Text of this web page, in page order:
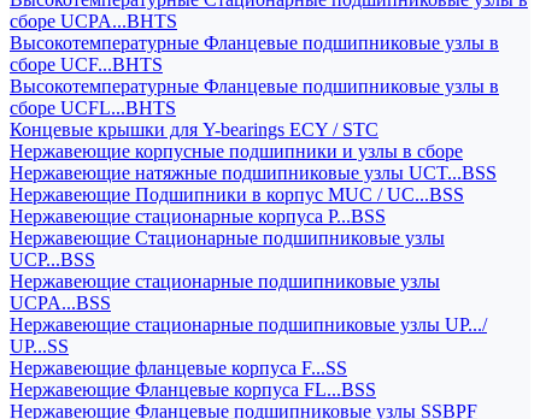
сборе UCPA...BHTS
Высокотемпературные Фланцевые подшипниковые узлы в
сборе UCF...BHTS
Высокотемпературные Фланцевые подшипниковые узлы в
сборе UCFL...BHTS
Концевые крышки для Y-bearings ECY / STC
Нержавеющие корпусные подшипники и узлы в сборе
Нержавеющие натяжные подшипниковые узлы UCT...BSS
Нержавеющие Подшипники в корпус MUC / UC...BSS
Нержавеющие стационарные корпуса P...BSS
Нержавеющие Стационарные подшипниковые узлы
UCP...BSS
Нержавеющие стационарные подшипниковые узлы
UCPA...BSS
Нержавеющие стационарные подшипниковые узлы UP.../
UP...SS
Нержавеющие фланцевые корпуса F...SS
Нержавеющие Фланцевые корпуса FL...BSS
Нержавеющие Фланцевые подшипниковые узлы SSBPF